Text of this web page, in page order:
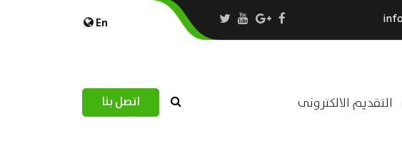
En
التقديم الالكترونى
اتصل بنا